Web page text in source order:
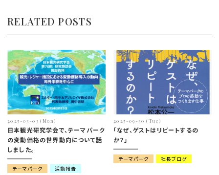
RELATED POSTS
2025-03-03 (Mon)
日本観光研究学会で、テーマパーク
の変動価格の世界動向について話
しました。
テーマパーク 活動報告
2025-09-30 (Tue)
「なぜ、ゲストはリピートするの
か？」
テーマパーク 社長ブログ